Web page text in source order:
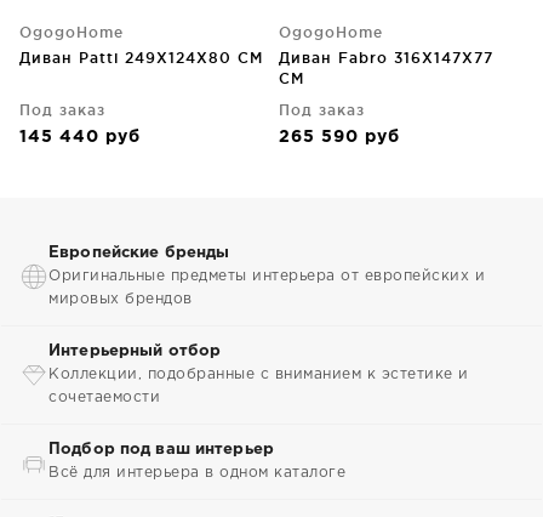
OgogoHome
Диван Patti 249X124X80 CM
Под заказ
145 440 руб
OgogoHome
Диван Fabro 316X147X77
CM
Под заказ
265 590 руб
Европейские бренды
Оригинальные предметы интерьера от европейских и
мировых брендов
Интерьерный отбор
Коллекции, подобранные с вниманием к эстетике и
сочетаемости
Подбор под ваш интерьер
Всё для интерьера в одном каталоге